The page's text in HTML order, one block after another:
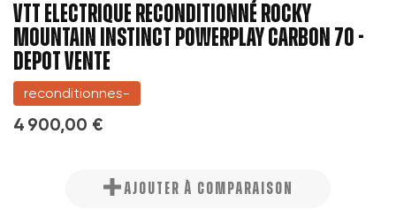
VTT ELECTRIQUE RECONDITIONNÉ ROCKY
MOUNTAIN INSTINCT POWERPLAY CARBON 70 -
DEPOT VENTE
reconditionnes-
4 900,00 €
AJOUTER À COMPARAISON